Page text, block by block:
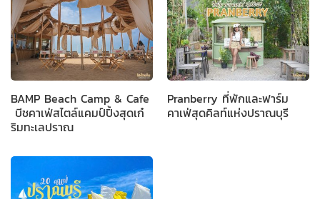
BAMP Beach Camp & Cafe
บีชคาเฟ่สไตล์แคมป์ปิ้งสุดเก๋
ริมทะเลปราณ
Pranberry ที่พักและฟาร์ม
คาเฟ่สุดคิลท์แห่งปราณบุรี